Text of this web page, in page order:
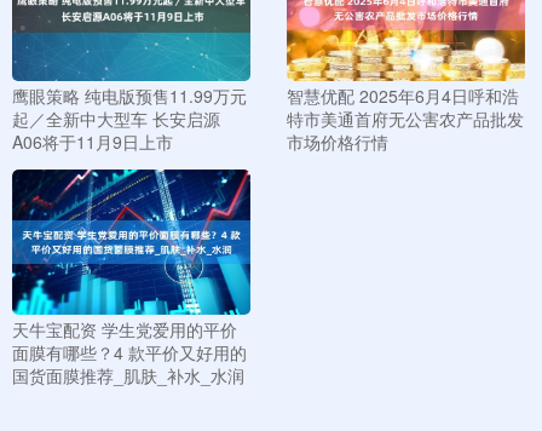
鹰眼策略 纯电版预售11.99万元
起／全新中大型车 长安启源
A06将于11月9日上市
智慧优配 2025年6月4日呼和浩
特市美通首府无公害农产品批发
市场价格行情
天牛宝配资 学生党爱用的平价
面膜有哪些？4 款平价又好用的
国货面膜推荐_肌肤_补水_水润